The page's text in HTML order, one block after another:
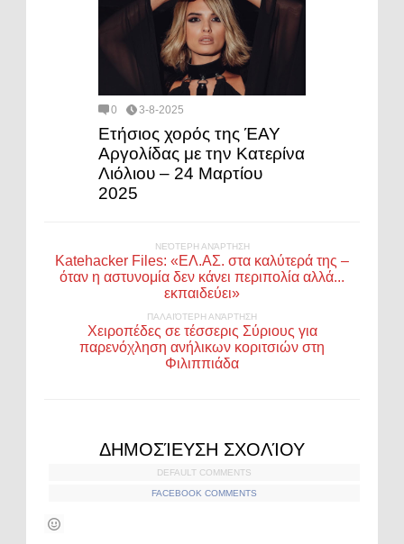
0 3-8-2025
Ετήσιος χορός της ΈΑΥ
Αργολίδας με την Κατερίνα
Λιόλιου – 24 Μαρτίου
2025
ΝΕΌΤΕΡΗ ΑΝΆΡΤΗΣΗ
Katehacker Files: «ΕΛ.ΑΣ. στα καλύτερά της –
όταν η αστυνομία δεν κάνει περιπολία αλλά...
εκπαιδεύει»
ΠΑΛΑΙΌΤΕΡΗ ΑΝΆΡΤΗΣΗ
Χειροπέδες σε τέσσερις Σύριους για
παρενόχληση ανήλικων κοριτσιών στη
Φιλιππιάδα
ΔΗΜΟΣΊΕΥΣΗ ΣΧΟΛΊΟΥ
DEFAULT COMMENTS
FACEBOOK COMMENTS